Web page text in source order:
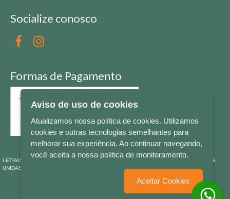
Socialize conosco
Formas de Pagamento
LETRAS & CIA - CNPJ n° 88.587.548/0001-20 - Térreo Bourbon Shopping - AV. NAÇÕES
UNIDAS , 2001 - Lojas 1064/1065 - RIO BRANCO - - NOVO HAMBURGO - RS
Aviso de uso de cookies
Atualizamos nossa política de cookies. Utilizamos
cookies e outras tecnologias semelhantes para
melhorar sua experiência. Ao continuar navegando,
você aceita a nossa política de monitoramento.
Aceitar Cookies